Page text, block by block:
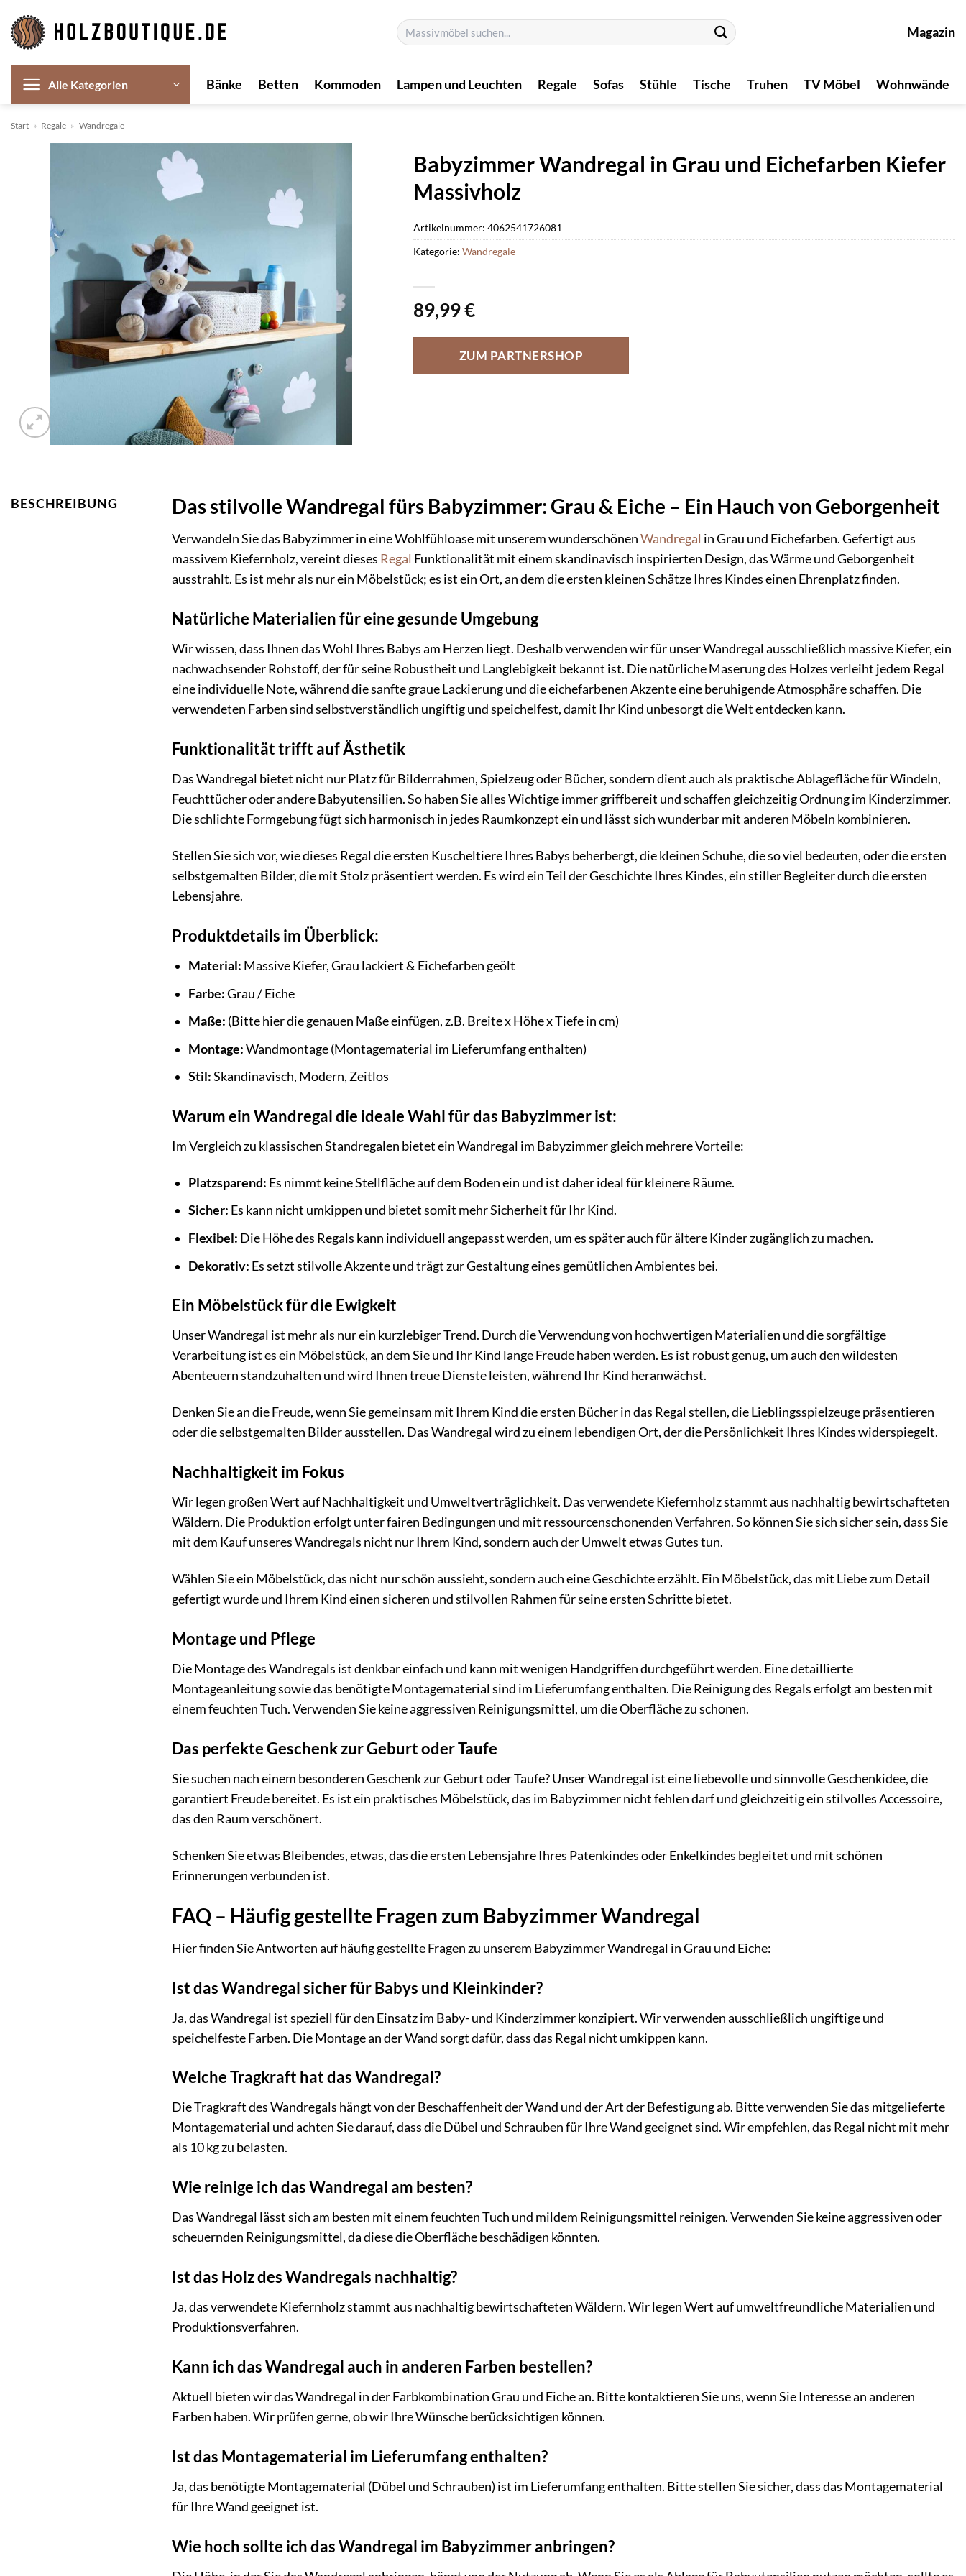
Inhalt
springen
Suchen
nach:
Magazin
Alle Kategorien Bänke Betten Kommoden Lampen und Leuchten Regale Sofas Stühle Tische Truhen TV Möbel Wohnwände
Start » Regale » Wandregale
Babyzimmer Wandregal in Grau und Eichefarben Kiefer
Massivholz
89,99€
ZUM PARTNERSHOP
Artikelnummer: 4062541726081
Kategorie: Wandregale
BESCHREIBUNG Das stilvolle Wandregal fürs Babyzimmer: Grau & Eiche – Ein Hauch von Geborgenheit
Verwandeln Sie das Babyzimmer in eine Wohlfühloase mit unserem wunderschönenWandregal in Grau und Eichefarben. Gefertigt aus
massivem Kiefernholz, vereint dieses Regal Funktionalität mit einem skandinavisch inspirierten Design, das Wärme und Geborgenheit
ausstrahlt. Es ist mehr als nur ein Möbelstück; es ist ein Ort, an dem die ersten kleinen Schätze Ihres Kindes einen Ehrenplatz finden.
Natürliche Materialien für eine gesunde Umgebung
Wir wissen, dass Ihnen das Wohl Ihres Babys am Herzen liegt. Deshalb verwenden wir für unser Wandregal ausschließlich massive Kiefer, ein
nachwachsender Rohstoff, der für seine Robustheit und Langlebigkeit bekannt ist. Die natürliche Maserung des Holzes verleiht jedem Regal
eine individuelle Note, während die sanfte graue Lackierung und die eichefarbenen Akzente eine beruhigende Atmosphäre schaffen. Die
verwendeten Farben sind selbstverständlich ungiftig und speichelfest, damit Ihr Kind unbesorgt die Welt entdecken kann.
Funktionalität trifft auf Ästhetik
Das Wandregal bietet nicht nur Platz für Bilderrahmen, Spielzeug oder Bücher, sondern dient auch als praktische Ablagefläche für Windeln,
Feuchttücher oder andere Babyutensilien. So haben Sie alles Wichtige immer griffbereit und schaffen gleichzeitig Ordnung im Kinderzimmer.
Die schlichte Formgebung fügt sich harmonisch in jedes Raumkonzept ein und lässt sich wunderbar mit anderen Möbeln kombinieren.
Stellen Sie sich vor, wie dieses Regal die ersten Kuscheltiere Ihres Babys beherbergt, die kleinen Schuhe, die so viel bedeuten, oder die ersten
selbstgemalten Bilder, die mit Stolz präsentiert werden. Es wird ein Teil der Geschichte Ihres Kindes, ein stiller Begleiter durch die ersten
Lebensjahre.
Produktdetails im Überblick:
Material: Massive Kiefer, Grau lackiert & Eichefarben geölt
Farbe:Grau / Eiche
Maße: (Bitte hier die genauen Maße einfügen, z.B. Breite x Höhe x Tiefe in cm)
Montage:Wandmontage (Montagematerial im Lieferumfang enthalten)
Stil:Skandinavisch, Modern, Zeitlos
Warum ein Wandregal die ideale Wahl für das Babyzimmer ist:
Im Vergleich zu klassischen Standregalen bietet ein Wandregal im Babyzimmer gleich mehrere Vorteile:
Platzsparend: Es nimmt keine Stellfläche auf dem Boden ein und ist daher ideal für kleinere Räume.
Sicher: Es kann nicht umkippen und bietet somit mehr Sicherheit für Ihr Kind.
Flexibel: Die Höhe des Regals kann individuell angepasst werden, um es später auch für ältere Kinder zugänglich zu machen.
Dekorativ: Es setzt stilvolle Akzente und trägt zur Gestaltung eines gemütlichen Ambientes bei.
Ein Möbelstück für die Ewigkeit
Unser Wandregal ist mehr als nur ein kurzlebiger Trend. Durch die Verwendung von hochwertigen Materialien und die sorgfältige
Verarbeitung ist es ein Möbelstück, an dem Sie und Ihr Kind lange Freude haben werden. Es ist robust genug, um auch den wildesten
Abenteuern standzuhalten und wird Ihnen treue Dienste leisten, während Ihr Kind heranwächst.
Denken Sie an die Freude, wenn Sie gemeinsam mit Ihrem Kind die ersten Bücher in das Regal stellen, die Lieblingsspielzeuge präsentieren
oder die selbstgemalten Bilder ausstellen. Das Wandregal wird zu einem lebendigen Ort, der die Persönlichkeit Ihres Kindes widerspiegelt.
Nachhaltigkeit im Fokus
Wir legen großen Wert auf Nachhaltigkeit und Umweltverträglichkeit. Das verwendete Kiefernholz stammt aus nachhaltig bewirtschafteten
Wäldern. Die Produktion erfolgt unter fairen Bedingungen und mit ressourcenschonenden Verfahren. So können Sie sich sicher sein, dass Sie
mit dem Kauf unseres Wandregals nicht nur Ihrem Kind, sondern auch der Umwelt etwas Gutes tun.
Wählen Sie ein Möbelstück, das nicht nur schön aussieht, sondern auch eine Geschichte erzählt. Ein Möbelstück, das mit Liebe zum Detail
gefertigt wurde und Ihrem Kind einen sicheren und stilvollen Rahmen für seine ersten Schritte bietet.
Montage und Pflege
Die Montage des Wandregals ist denkbar einfach und kann mit wenigen Handgriffen durchgeführt werden. Eine detaillierte
Montageanleitung sowie das benötigte Montagematerial sind im Lieferumfang enthalten. Die Reinigung des Regals erfolgt am besten mit
einem feuchten Tuch. Verwenden Sie keine aggressiven Reinigungsmittel, um die Oberfläche zu schonen.
Das perfekte Geschenk zur Geburt oder Taufe
Sie suchen nach einem besonderen Geschenk zur Geburt oder Taufe? Unser Wandregal ist eine liebevolle und sinnvolle Geschenkidee, die
garantiert Freude bereitet. Es ist ein praktisches Möbelstück, das im Babyzimmer nicht fehlen darf und gleichzeitig ein stilvolles Accessoire,
das den Raum verschönert.
Schenken Sie etwas Bleibendes, etwas, das die ersten Lebensjahre Ihres Patenkindes oder Enkelkindes begleitet und mit schönen
Erinnerungen verbunden ist.
FAQ – Häufig gestellte Fragen zum Babyzimmer Wandregal
Hier finden Sie Antworten auf häufig gestellte Fragen zu unserem Babyzimmer Wandregal in Grau und Eiche:
Ist das Wandregal sicher für Babys und Kleinkinder?
Ja, das Wandregal ist speziell für den Einsatz im Baby- und Kinderzimmer konzipiert. Wir verwenden ausschließlich ungiftige und
speichelfeste Farben. Die Montage an der Wand sorgt dafür, dass das Regal nicht umkippen kann.
Welche Tragkraft hat das Wandregal?
Die Tragkraft des Wandregals hängt von der Beschaffenheit der Wand und der Art der Befestigung ab. Bitte verwenden Sie das mitgelieferte
Montagematerial und achten Sie darauf, dass die Dübel und Schrauben für Ihre Wand geeignet sind. Wir empfehlen, das Regal nicht mit mehr
als 10 kg zu belasten.
Wie reinige ich das Wandregal am besten?
Das Wandregal lässt sich am besten mit einem feuchten Tuch und mildem Reinigungsmittel reinigen. Verwenden Sie keine aggressiven oder
scheuernden Reinigungsmittel, da diese die Oberfläche beschädigen könnten.
Ist das Holz des Wandregals nachhaltig?
Ja, das verwendete Kiefernholz stammt aus nachhaltig bewirtschafteten Wäldern. Wir legen Wert auf umweltfreundliche Materialien und
Produktionsverfahren.
Kann ich das Wandregal auch in anderen Farben bestellen?
Aktuell bieten wir das Wandregal in der Farbkombination Grau und Eiche an. Bitte kontaktieren Sie uns, wenn Sie Interesse an anderen
Farben haben. Wir prüfen gerne, ob wir Ihre Wünsche berücksichtigen können.
Ist das Montagematerial im Lieferumfang enthalten?
Ja, das benötigte Montagematerial (Dübel und Schrauben) ist im Lieferumfang enthalten. Bitte stellen Sie sicher, dass das Montagematerial
für Ihre Wand geeignet ist.
Wie hoch sollte ich das Wandregal im Babyzimmer anbringen?